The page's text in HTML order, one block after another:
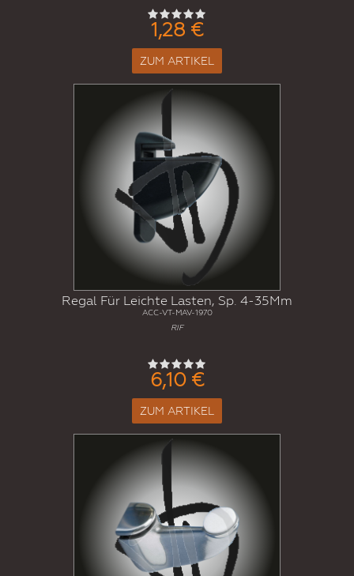
1,28 €
ZUM ARTIKEL
Regal Für Leichte Lasten, Sp. 4-35Mm
ACC-VT-MAV-1970
RIF
6,10 €
ZUM ARTIKEL